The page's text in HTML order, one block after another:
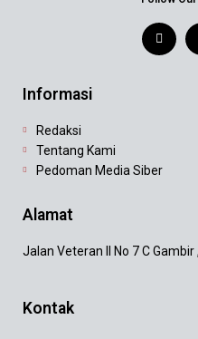
Informasi
Redaksi
Tentang Kami
Pedoman Media Siber
Alamat
Jalan Veteran II No 7 C
Kontak